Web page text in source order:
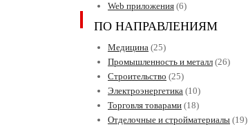
Web приложения (6)
ПО НАПРАВЛЕНИЯМ
Медицина (25)
Промышленность и металл (26)
Строительство (25)
Электроэнергетика (10)
Торговля товарами (18)
Отделочные и стройматериалы (19)